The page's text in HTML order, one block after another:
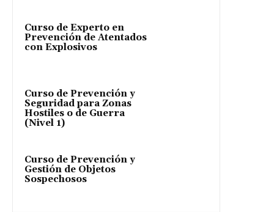
Curso de Experto en
Prevención de Atentados
con Explosivos
Curso de Prevención y
Seguridad para Zonas
Hostiles o de Guerra
(Nivel 1)
Curso de Prevención y
Gestión de Objetos
Sospechosos